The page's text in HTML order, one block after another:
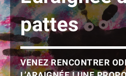
pattes
VENEZ RENCONTRER